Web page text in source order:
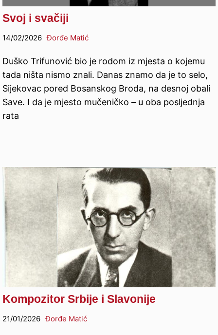
Svoj i svačiji
14/02/2026 Đorđe Matić
Duško Trifunović bio je rodom iz mjesta o kojemu
tada ništa nismo znali. Danas znamo da je to selo,
Sijekovac pored Bosanskog Broda, na desnoj obali
Save. I da je mjesto mučeničko – u oba posljednja
rata
Kompozitor Srbije i Slavonije
21/01/2026 Đorđe Matić